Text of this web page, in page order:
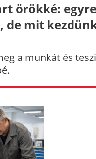
örökké: egyre
de mit
a munkát és